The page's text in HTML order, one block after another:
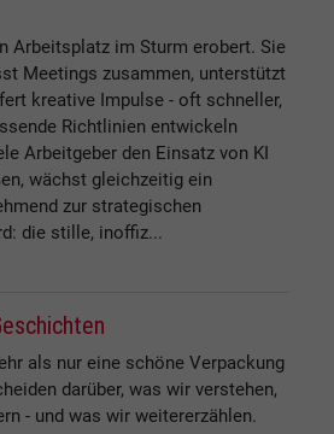
Arbeitsplatz im Sturm erobert. Sie
Meetings zusammen, unterstützt
kreative Impulse - oft schneller,
Richtlinien entwickeln
Arbeitgeber den Einsatz von KI
wächst gleichzeitig ein
zur strategischen
die stille, inoffiz...
als nur eine schöne Verpackung
darüber, was wir verstehen,
- und was wir weitererzählen.